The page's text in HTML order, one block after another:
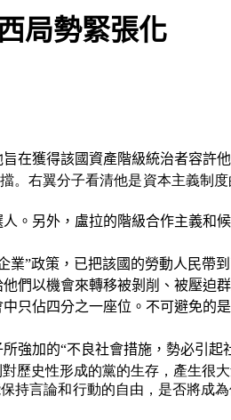
局勢緊張化
在獲得該國資產階級統治者容許
。右翼分子看清他是資本主義制
。另外，盧拉的階級合作主義和
”政策，已把該國的勞動人民帶
們以機會來轉移被剝削、被壓迫
只佔四分之一座位。不可避免的
強加的“不良社會措施，勢必引起
歷史性形成的黨的生存，產生很大
持言論和行動的自由，是否將成